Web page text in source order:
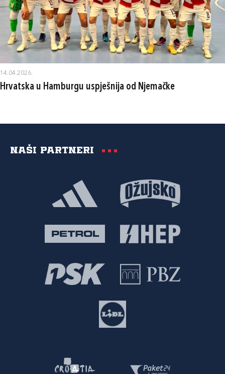
14.04.2026.
Hrvatska u Hamburgu uspješnija od Njemačke
Naši partneri